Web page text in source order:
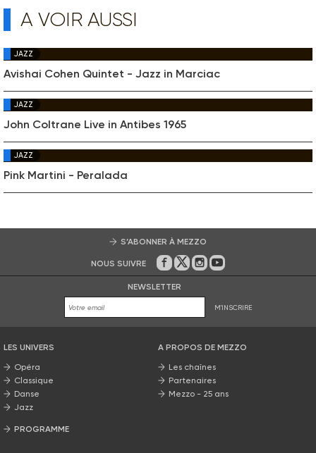
A VOIR AUSSI
JAZZ
Avishai Cohen Quintet - Jazz in Marciac
JAZZ
John Coltrane Live in Antibes 1965
JAZZ
Pink Martini - Peralada
S’ABONNER À MEZZO
NOUS SUIVRE Sur Facebook
Sur Twitter
Sur Instagram
Sur Youtube
NEWSLETTER
M'INSCRIRE
LES UNIVERS
Opéra
Classique
Danse
Jazz
PROGRAMME
A PROPOS DE MEZZO
Les chaînes
Partenaires
Mezzo - 25 ans